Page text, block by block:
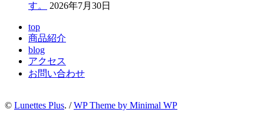
す。
2026年7月30日
top
商品紹介
blog
アクセス
お問い合わせ
© Lunettes Plus. /WP Theme by Minimal WP